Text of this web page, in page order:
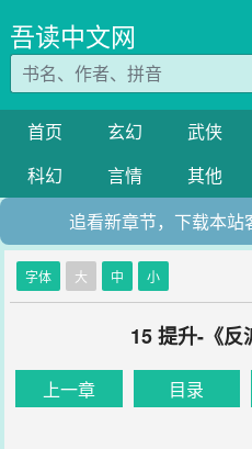
吾读中文网
首页 玄幻 武侠
科幻
言情 其他
追看新章节，下载本站
字体 大 中 小
15 提升-《反
上一章 目录